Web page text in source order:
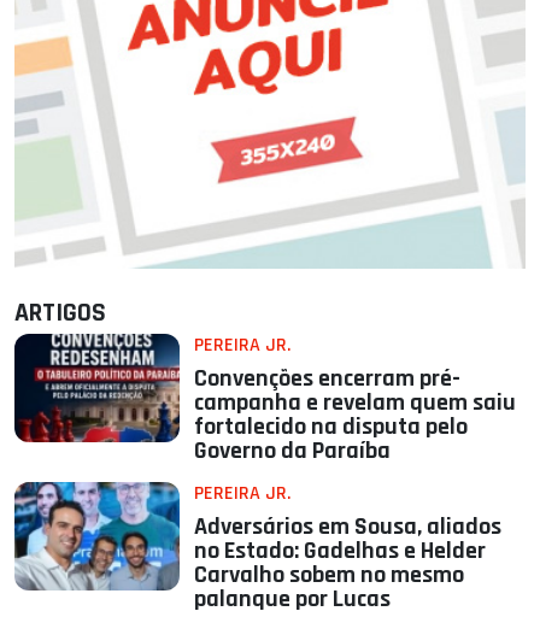
ARTIGOS
PEREIRA JR.
Convenções encerram pré-
campanha e revelam quem saiu
fortalecido na disputa pelo
Governo da Paraíba
PEREIRA JR.
Adversários em Sousa, aliados
no Estado: Gadelhas e Helder
Carvalho sobem no mesmo
palanque por Lucas